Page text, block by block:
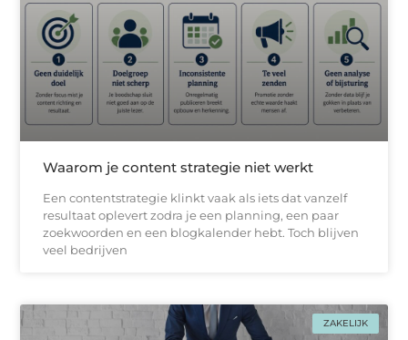
Waarom je content strategie niet werkt
Een contentstrategie klinkt vaak als iets dat vanzelf
resultaat oplevert zodra je een planning, een paar
zoekwoorden en een blogkalender hebt. Toch blijven
veel bedrijven
ZAKELIJK